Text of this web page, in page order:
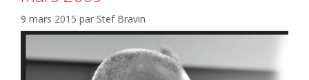
9 mars 2015 par Stef Bravin